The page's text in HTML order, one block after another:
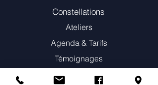
Constellations
Ateliers
Agenda & Tarifs
Témoignages
Annuaire des praticiens constellations